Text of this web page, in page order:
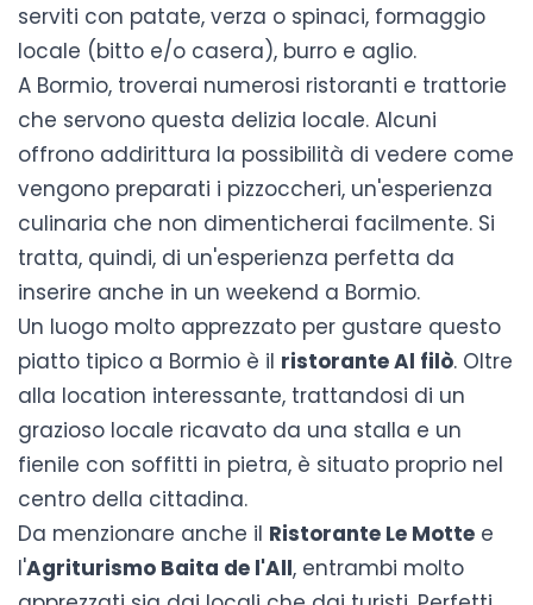
serviti con patate, verza o spinaci, formaggio
locale (bitto e/o casera), burro e aglio.
A Bormio, troverai numerosi ristoranti e trattorie
che servono questa delizia locale. Alcuni
offrono addirittura la possibilità di vedere come
vengono preparati i pizzoccheri, un'esperienza
culinaria che non dimenticherai facilmente. Si
tratta, quindi, di un'esperienza perfetta da
inserire anche in un weekend a Bormio.
Un luogo molto apprezzato per gustare questo
piatto tipico a Bormio è il ristorante Al filò. Oltre
alla location interessante, trattandosi di un
grazioso locale ricavato da una stalla e un
fienile con soffitti in pietra, è situato proprio nel
centro della cittadina.
Da menzionare anche il Ristorante Le Motte e
l'Agriturismo Baita de l'All, entrambi molto